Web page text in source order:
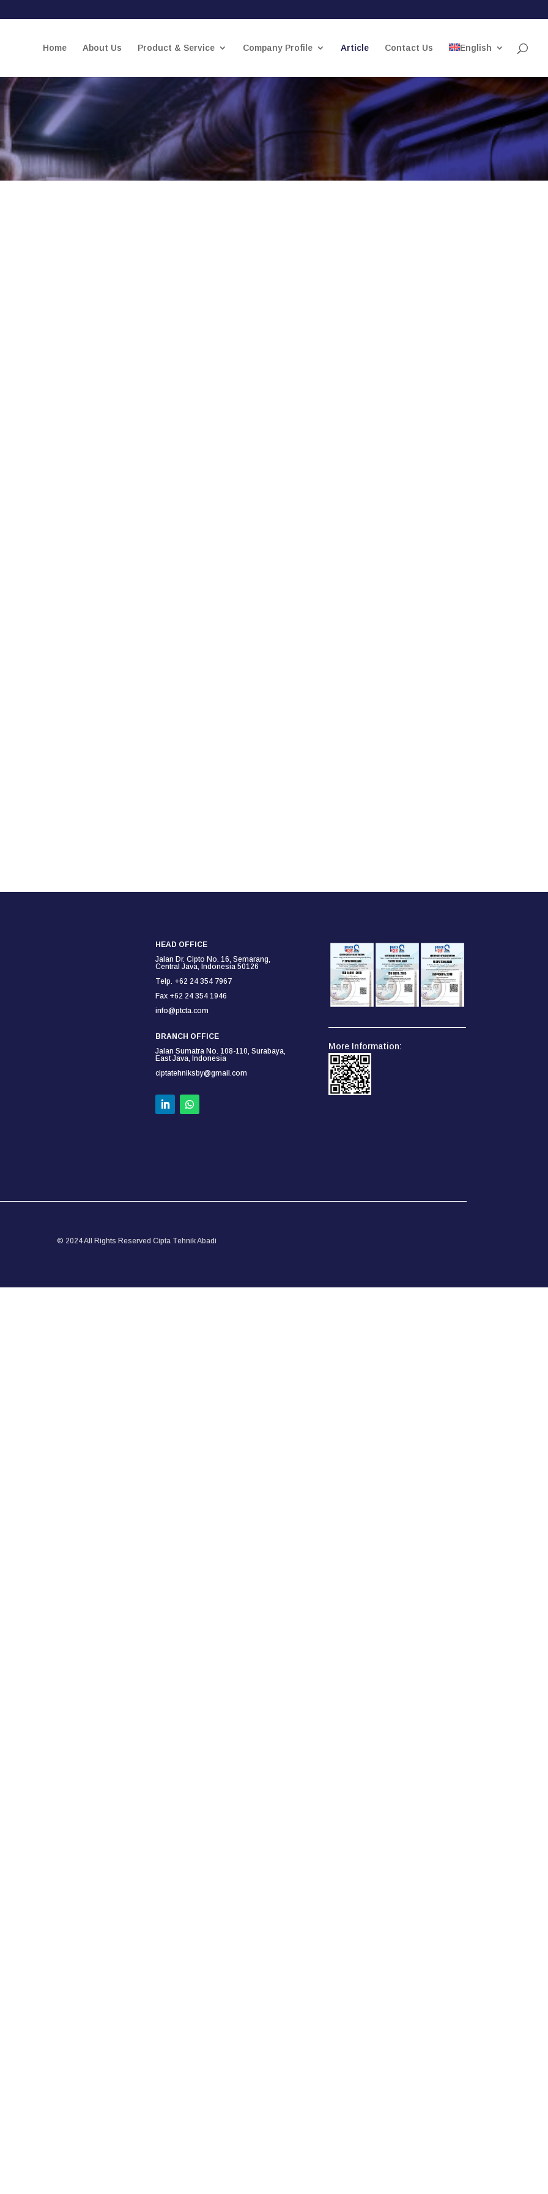
Home About Us Product & Service Company Profile Article Contact Us English
HEAD OFFICE
Jalan Dr. Cipto No. 16, Semarang,
Central Java, Indonesia 50126
Telp. +62 24 354 7967
Fax +62 24 354 1946
info@ptcta.com
BRANCH OFFICE
Jalan Sumatra No. 108-110, Surabaya,
East Java, Indonesia
ciptatehniksby@gmail.com
More Information:
© 2024 All Rights Reserved Cipta Tehnik Abadi